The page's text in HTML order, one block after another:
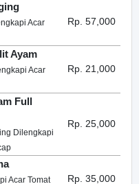
Acar
Rp. 57,000
Ayam
Acar
Rp. 21,000
Full
Dilengkapi
Rp. 25,000
Acar Tomat Rp. 35,000